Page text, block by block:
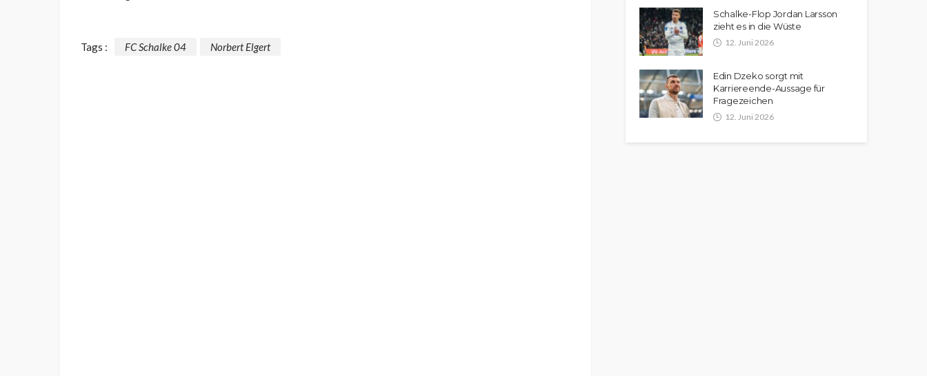
Tags : FC Schalke 04 Norbert Elgert
Schalke-Flop Jordan Larsson
zieht es in die Wüste
12. Juni 2026
Edin Dzeko sorgt mit
Karriereende-Aussage für
Fragezeichen
12. Juni 2026